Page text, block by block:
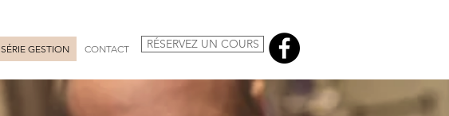
SÉRIE GESTION CONTACT RÉSERVEZ UN COURS